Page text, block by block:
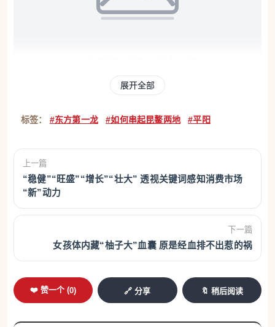
据民国《平阳县志》记载，鳌江划大龙早在明代
就已在民间流传，旧称“迎龙灯”，“头巨充庭，身长十
在浙南地区众多龙舞习俗中，鳌江大龙以“大”闻
名，从诞生之日起便“大小自定，随年份增长”，省非
遗中心称其为“东方第一龙”。2026年这条大龙总长达
到99米，龙头高5.2米，龙身直径超2米，整体重量逾
4吨，需要250多名壮汉才能抬动前行。由于巡游路程
较长，此次抬大龙的群众共有500多人，分成两批轮
流替换。
展开全部
标签： #东方第一龙 #如何串起昆鳌两地 #平阳
上一篇
“稳健”“旺盛”“增长”“壮大” 透视关键词感知消费市场
“新”动力
下一篇
女孩体内藏“柚子大”血囊 原是经血排不出惹的祸
❤️ 赞一个 (0) 🔗 分享 🔖 稍后阅读